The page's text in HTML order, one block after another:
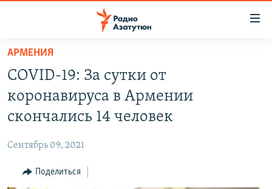
Перейти
основному
содержанию
Перейти
основной
навигации
Перейти
ПОЛИТИКА
ЭКОНОМИКА
РЕГИОН
АРМЕНИЯ
COVID-19: За сутки от
коронавируса в Армении
скончались 14 человек
Сентябрь 09, 2021
Поделиться